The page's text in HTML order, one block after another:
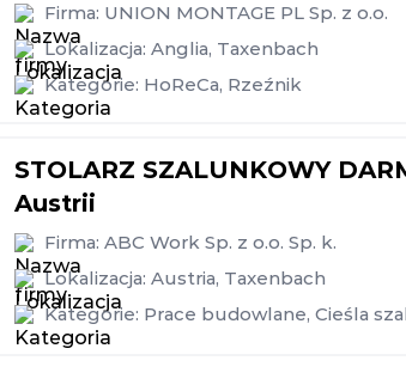
Firma: UNION MONTAGE PL Sp. z o.o.
Lokalizacja: Anglia, Taxenbach
Kategorie: HoReCa, Rzeźnik
STOLARZ SZALUNKOWY
Austrii
Firma: ABC Work Sp. z o.o. Sp. k.
Lokalizacja: Austria, Taxenbach
Kategorie: Prace budowlane, Cieśla